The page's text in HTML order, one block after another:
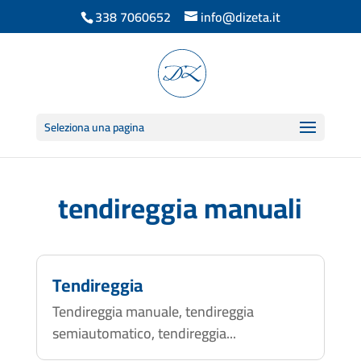
338 7060652 info@dizeta.it
Seleziona una pagina
tendireggia manuali
Tendireggia
Tendireggia manuale, tendireggia
semiautomatico, tendireggia...